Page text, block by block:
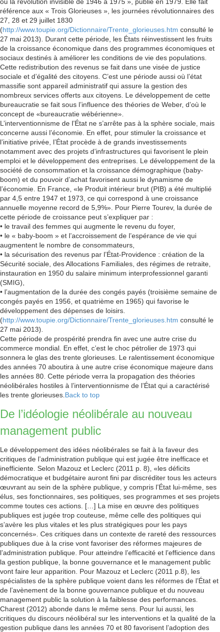
référence aux « Trois Glorieuses », les journées révolutionnaires des
27, 28 et 29 juillet 1830
(http://www.toupie.org/Dictionnaire/Trente_glorieuses.htm consulté le
27 mai 2013). Durant cette période, les États réinvestissent les fruits
de la croissance économique dans des programmes économiques et
sociaux destinés à améliorer les conditions de vie des populations.
Cette redistribution des revenus se fait dans une visée de justice
sociale et d’égalité des citoyens. C’est une période aussi où l’état
massifie sont appareil administratif qui assure la gestion des
nombreux services offerts aux citoyens. Le développement de cette
bureaucratie se fait sous l’influence des théories de Weber, d’où le
concept de «bureaucratie wébérienne».
L’interventionnisme de l’État ne s’arrête pas à la sphère sociale, mais
concerne aussi l’économie. En effet, pour stimuler la croissance et
l’initiative privée, l’État procède à de grands investissements
notamment avec des projets d’infrastructures qui favorisent le plein
emploi et le développement des entreprises. Le développement de la
société de consommation et la croissance démographique (baby-
boom) et du pouvoir d’achat favorisent aussi le dynamisme de
l’économie. En France, «le Produit intérieur brut (PIB) a été multiplié
par 4,5 entre 1947 et 1973, ce qui correspond à une croissance
annuelle moyenne record de 5,9%». Pour Pierre Tourev, la durée de
cette période de croissance peut s’expliquer par :
• le travail des femmes qui augmente le revenu du foyer,
• le « baby-boom » et l’accroissement de l’espérance de vie qui
augmentent le nombre de consommateurs,
• la sécurisation des revenus par l’État-Providence : création de la
Sécurité sociale, des Allocations Familiales, des régimes de retraite,
instauration en 1950 du salaire minimum interprofessionnel garanti
(SMIG),
• l’augmentation de la durée des congés payés (troisième semaine de
congés payés en 1956, et quatrième en 1965) qui favorise le
développement des dépenses de loisirs.
(http://www.toupie.org/Dictionnaire/Trente_glorieuses.htm consulté le
27 mai 2013).
Cette période de prospérité prendra fin avec une autre crise du
commerce mondial. En effet, c’est le choc pétrolier de 1973 qui
sonnera le glas des trente glorieuses. Le ralentissement économique
des années 70 aboutira à une autre crise économique majeure dans
les années 80. Cette période verra la propagation des théories
néolibérales hostiles à l’interventionnisme de l’État qui a caractérisé
les trente glorieuses. Back to top
De l’idéologie néolibérale au nouveau
management public
Le développement des idées néolibérales se fait à la faveur des
critiques de l’administration publique qui est jugée être inefficace et
inefficiente. Selon Mazouz et Leclerc (2011 p. 8), «les déficits
démocratique et budgétaire auront fini par discréditer tous les acteurs
œuvrant au sein de la sphère publique, y compris l’État lui-même, ses
élus, ses fonctionnaires, ses politiques, ses programmes et ses projets
comme toutes ces actions. […] La mise en œuvre des politiques
publiques est jugée trop couteuse, même celle des politiques qui
s’avère les plus vitales et les plus stratégiques pour les pays
concernés». Ces critiques dans un contexte de rareté des ressources
publiques due à la crise vont favoriser des réformes majeures de
l’administration publique. Pour atteindre l’efficacité et l’efficience dans
la gestion publique, la bonne gouvernance et le management public
vont faire leur apparition. Pour Mazouz et Leclerc (2011 p.8), les
spécialistes de la sphère publique voient dans les réformes de l’État et
de l’avènement de la bonne gouvernance publique et du nouveau
management public la solution à la faiblesse des performances.
Charest (2012) abonde dans le même sens. Pour lui aussi, les
critiques du discours néolibéral sur les interventions et la qualité de la
gestion publique dans les années 70 et 80 favorisent l’adoption des